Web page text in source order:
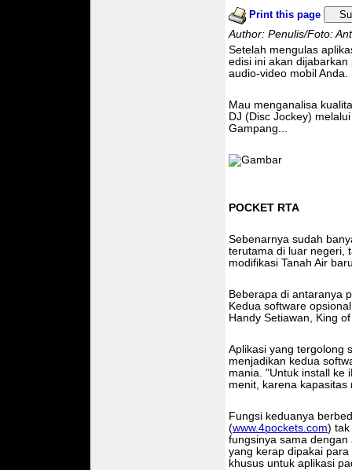
Print this page
Author: Penulis/Foto:
Setelah mengulas
edisi ini akan
audio-video mobil Anda.
Mau menganalisa
DJ (Disc Jockey)
Gampang...
POCKET RTA
Sebenarnya sudah
terutama di luar negeri,
modifikasi Tanah Air
Beberapa di antaranya
Kedua software
Handy Setiawan, King
Aplikasi yang tergolong
menjadikan kedua
mania. "Untuk install ke
menit, karena kapasitas
Fungsi keduanya
(www.4pockets.com) tak
fungsinya sama
yang kerap dipakai
khusus untuk aplikasi